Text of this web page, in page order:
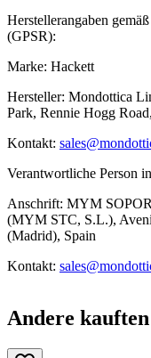
Herstellerangaben
(GPSR):
Marke: Hackett
Hersteller: Mondottica
Park, Rennie Hogg
Kontakt:
Verantwortliche Person
Anschrift: MYM
(MYM STC, S.L.),
(Madrid), Spain
Kontakt:
Andere